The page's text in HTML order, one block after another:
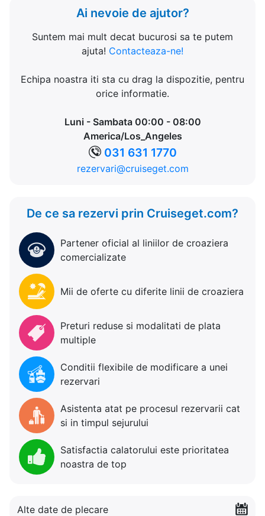
Ai nevoie de ajutor?
Suntem mai mult decat bucurosi sa te putem
ajuta! Contacteaza-ne!
Echipa noastra iti sta cu drag la dispozitie, pentru
orice informatie.
Luni - Sambata 00:00 - 08:00
America/Los_Angeles
031 631 1770
rezervari@cruiseget.com
De ce sa rezervi prin Cruiseget.com?
Partener oficial al liniilor de croaziera
comercializate
Mii de oferte cu diferite linii de croaziera
Preturi reduse si modalitati de plata
multiple
Conditii flexibile de modificare a unei
rezervari
Asistenta atat pe procesul rezervarii cat
si in timpul sejurului
Satisfactia calatorului este prioritatea
noastra de top
Alte date de plecare